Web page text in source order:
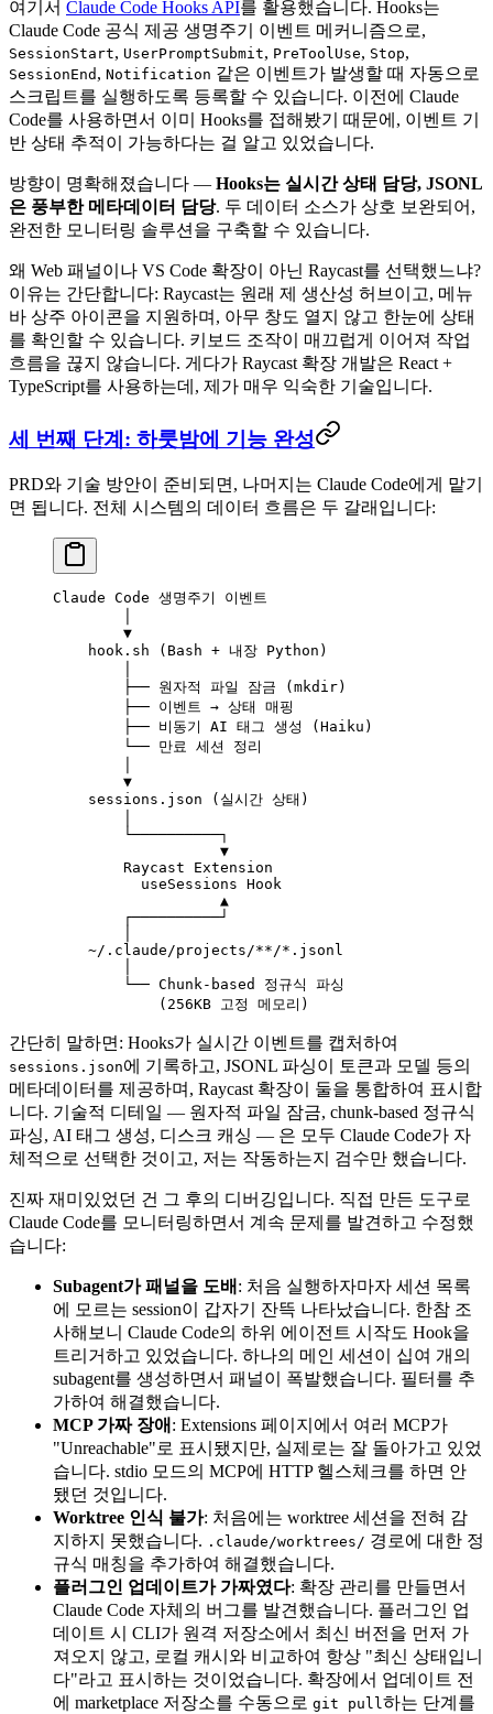
여기서 Claude Code Hooks API를 활용했습니다. Hooks는
Claude Code 공식 제공 생명주기 이벤트 메커니즘으로,
SessionStart, UserPromptSubmit, PreToolUse, Stop,
SessionEnd , Notification 같은 이벤트가 발생할 때 자동으로
스크립트를 실행하도록 등록할 수 있습니다. 이전에 Claude
Code를 사용하면서 이미 Hooks를 접해봤기 때문에, 이벤트 기
반 상태 추적이 가능하다는 걸 알고 있었습니다.
방향이 명확해졌습니다 — Hooks는 실시간 상태 담당, JSONL
은 풍부한 메타데이터 담당. 두 데이터 소스가 상호 보완되어,
완전한 모니터링 솔루션을 구축할 수 있습니다.
왜 Web 패널이나 VS Code 확장이 아닌 Raycast를 선택했느냐?
이유는 간단합니다: Raycast는 원래 제 생산성 허브이고, 메뉴
바 상주 아이콘을 지원하며, 아무 창도 열지 않고 한눈에 상태
를 확인할 수 있습니다. 키보드 조작이 매끄럽게 이어져 작업
흐름을 끊지 않습니다. 게다가 Raycast 확장 개발은 React +
TypeScript를 사용하는데, 제가 매우 익숙한 기술입니다.
세 번째 단계: 하룻밤에 기능 완성
PRD와 기술 방안이 준비되면, 나머지는 Claude Code에게 맡기
면 됩니다. 전체 시스템의 데이터 흐름은 두 갈래입니다:
Claude Code 생명주기 이벤트
        ▼
    hook.sh (Bash + 내장 Python)
        ├── 원자적 파일 잠금 (mkdir)
        ├── 이벤트 → 상태 매핑
        ├── 비동기 AI 태그 생성 (Haiku)
        └── 만료 세션 정리
        ▼
    sessions.json (실시간 상태)
        └──────────┐
                   ▼
        Raycast Extension
          useSessions Hook
                   ▲
        ┌──────────┘
    ~/.claude/projects/**/*.jsonl
        └── Chunk-based 정규식 파싱
            (256KB 고정 메모리)
간단히 말하면: Hooks가 실시간 이벤트를 캡처하여
sessions.json에 기록하고, JSONL 파싱이 토큰과 모델 등의
메타데이터를 제공하며, Raycast 확장이 둘을 통합하여 표시합
니다. 기술적 디테일 — 원자적 파일 잠금, chunk-based 정규식
파싱, AI 태그 생성, 디스크 캐싱 — 은 모두 Claude Code가 자
체적으로 선택한 것이고, 저는 작동하는지 검수만 했습니다.
진짜 재미있었던 건 그 후의 디버깅입니다. 직접 만든 도구로
Claude Code를 모니터링하면서 계속 문제를 발견하고 수정했
습니다:
Subagent가 패널을 도배 : 처음 실행하자마자 세션 목록
에 모르는 session이 갑자기 잔뜩 나타났습니다. 한참 조
사해보니 Claude Code의 하위 에이전트 시작도 Hook을
트리거하고 있었습니다. 하나의 메인 세션이 십여 개의
subagent를 생성하면서 패널이 폭발했습니다. 필터를 추
가하여 해결했습니다.
MCP 가짜 장애 : Extensions 페이지에서 여러 MCP가
"Unreachable"로 표시됐지만, 실제로는 잘 돌아가고 있었
습니다. stdio 모드의 MCP에 HTTP 헬스체크를 하면 안
됐던 것입니다.
Worktree 인식 불가: 처음에는 worktree 세션을 전혀 감
지하지 못했습니다. .claude/worktrees/ 경로에 대한 정
규식 매칭을 추가하여 해결했습니다.
플러그인 업데이트가 가짜였다: 확장 관리를 만들면서
Claude Code 자체의 버그를 발견했습니다. 플러그인 업
데이트 시 CLI가 원격 저장소에서 최신 버전을 먼저 가
져오지 않고, 로컬 캐시와 비교하여 항상 "최신 상태입니
다"라고 표시하는 것이었습니다. 확장에서 업데이트 전
에 marketplace 저장소를 수동으로 git pull하는 단계를